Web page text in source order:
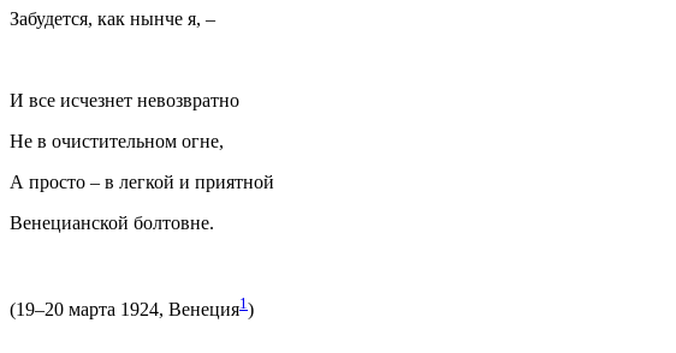
Забудется, как нынче я, –
И все исчезнет невозвратно
Не в очистительном огне,
А просто – в легкой и приятной
Венецианской болтовне.
(19–20 марта 1924, Венеция1)